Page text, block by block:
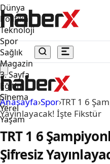
Dünya
Politika
Teknoloji
Spor
Sağlık
Magazin
3. Sayfa
Eğitim
Sinema
Yerel
Yaşam
Anasayfa›Spor›TRT 1 6
Yayınlayacak! İşte Fikstür
TRT 1 6
Şifresiz